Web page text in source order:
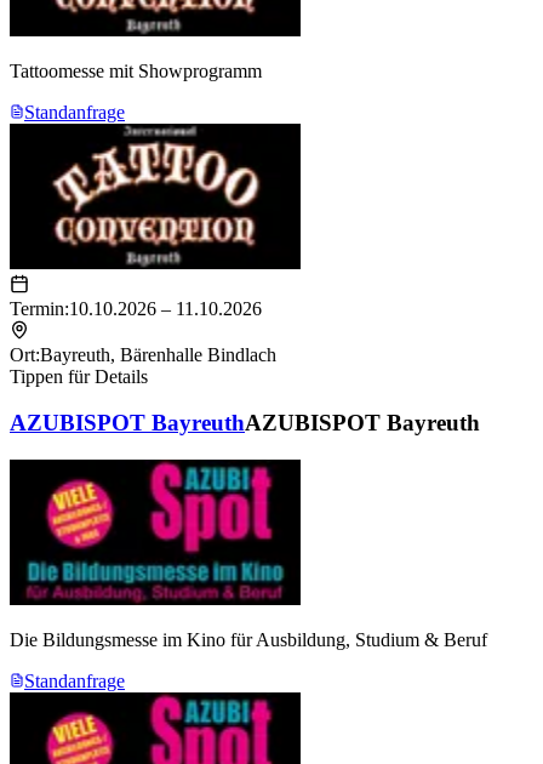
Tattoomesse mit Showprogramm
Standanfrage
Termin:10.10.2026 – 11.10.2026
Ort:Bayreuth, Bärenhalle Bindlach
Tippen für Details
AZUBISPOT BayreuthAZUBISPOT Bayreuth
Die Bildungsmesse im Kino für Ausbildung, Studium & Beruf
Standanfrage